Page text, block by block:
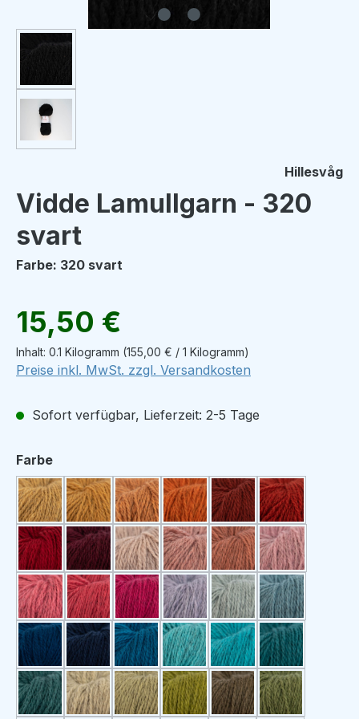
Hillesvåg
Vidde Lamullgarn - 320
svart
Farbe: 320 svart
Regulärer Preis:
15,50 €
Inhalt: 0.1 Kilogramm (155,00 € / 1 Kilogramm)
Preise inkl. MwSt. zzgl. Versandkosten
Sofort verfügbar, Lieferzeit: 2-5 Tage
Farbeauswählen
328 strågul307 gul329 lys oransje
335 oransje330 kobberrød
308 rustrød
313 rød 327 mørk plommerød
332 pudder331 pudderrosa
339 varm rosa309 lys rosa
318 lys korall
312 korall315 cerise338 syrin325 lys blå324 blå
301 lys marineblå
314 marineblå
310 petrol303 lys turkis
316 turkis302
334 petrolgrønn
333 lys lindegrønn
326 lindegrønn305 limegrønn337 støvet oliven
311